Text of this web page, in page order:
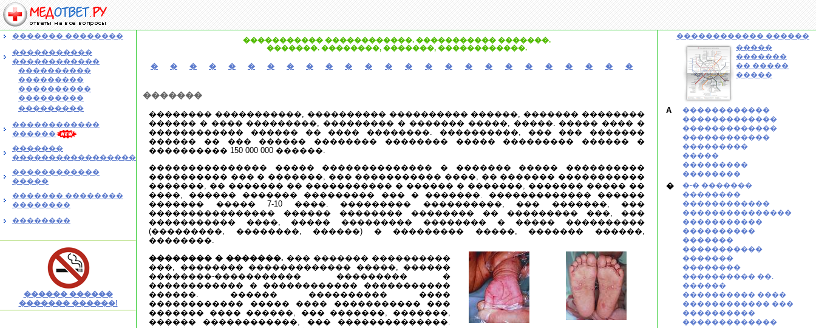
������� ��������
�����������
������������
����������
���������
����������
���������
���������
������������
������
�������
�����������������
������������
�����
������� ��������
��������
��������
������ ������
������� ������!
����������� ������������. ����������� �������.
�������. ��������, �������, ������������.
� � � � � � � � � � � � � � � � � � � � � � � � �
�������
�������� �����������, ���������� ���������� ������, ������� ��������
������ � ���� ���������, ��������� � ������� �����, �����. ����� ���� �
������������ ������ �� ���� ��������. ����������, ��� ��� �������
������ �� ��� ������ �������� �������� ����� ��������� ������ �
���������� 150 000 000 ������.
��������������� ����� �������������� � ������� ����� ����������
���������� ��� � �������, ��� ����������� ����, �� ������� �����������
�������, �� ������� �� ����������� � ������ � �������, ������� ����� ��
����, ������ ������� ��������� ��� � �������. ������������� ������
������� ����� 7-10 ����. ��������� ����������, ��� �������, ���
���������������� ������ �������� �������� �� ��������� ���, ���
����������� ����, ����� ��������� �������� � ����� ����������
(���������, ��������, ������) � ��������� �����, ������� ������,
��������.
�������� � �������. ��� ������� ����������
���, �������� ������������� �����, ������
��������-����������� ��������� �
������������ � ������������ �����������
������. ������ ���������� ����
������������ ����� ���� ����������� ���
������� ���� ������, ��� �������, �������,
������ ������������, ��� ��������������.
������������ ������
�����
�������
�� �����
�����
A
������������
�������������
�������������
������������
���������
�����
���������
��������
�
�-� �������
��������
������������
���������������
�����������
����������
�������
�����������
�������
��������
���������� ��.
������
���������� ����
������������ ���
����������
�������������